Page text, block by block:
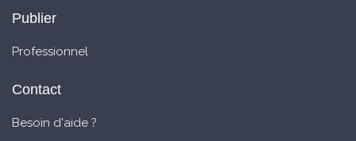
Publier
Professionnel
Contact
Besoin d'aide ?